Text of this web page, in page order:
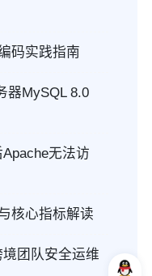
码实践指南
器MySQL 8.0
无法访
核心指标解读
团队安全运维